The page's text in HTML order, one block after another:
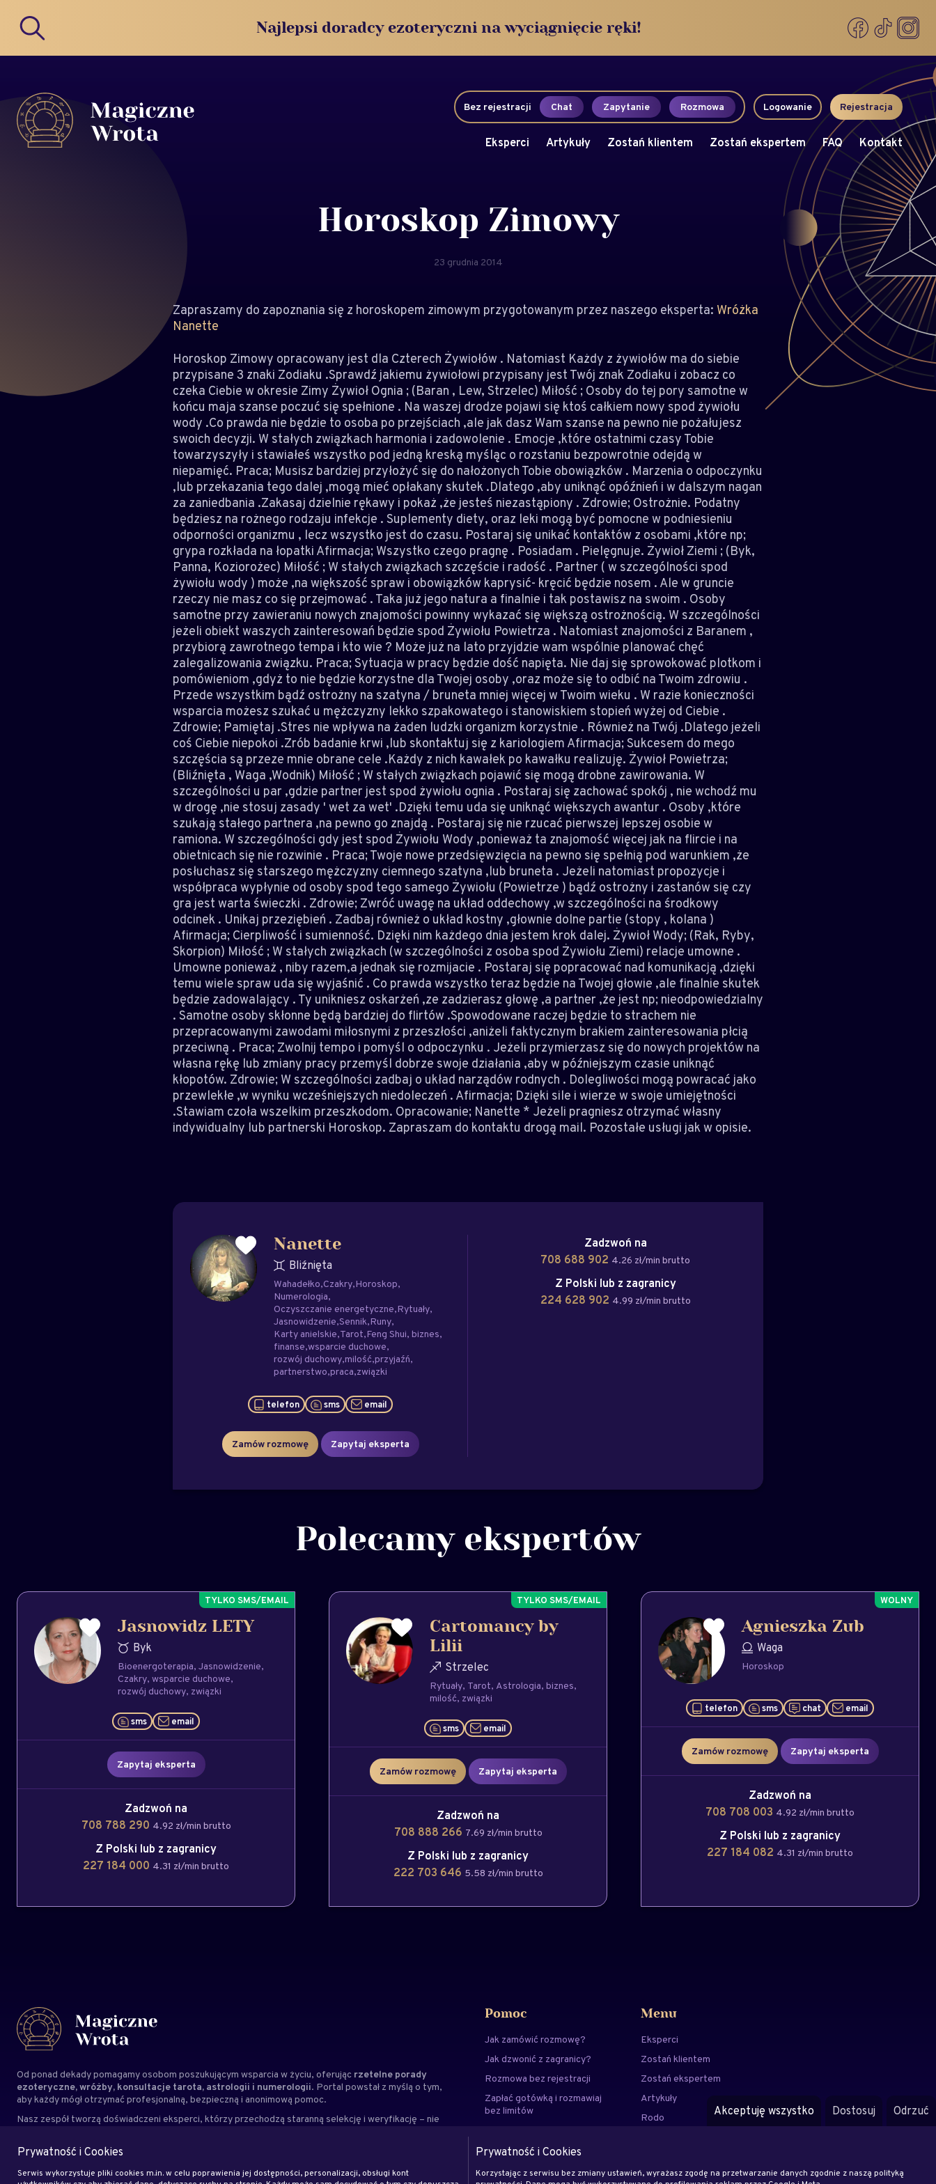
Najlepsi doradcy ezoteryczni na wyciągnięcie ręki!
Bez rejestracji Chat Zapytanie Rozmowa Logowanie Rejestracja
Eksperci Artykuły Zostań klientem Zostań ekspertem FAQ Kontakt
Horoskop Zimowy
23 grudnia 2014
Zapraszamy do zapoznania się z horoskopem zimowym przygotowanym przez naszego eksperta: Wróżka
Nanette
Horoskop Zimowy opracowany jest dla Czterech Żywiołów . Natomiast Każdy z żywiołów ma do siebie
przypisane 3 znaki Zodiaku .Sprawdź jakiemu żywiołowi przypisany jest Twój znak Zodiaku i zobacz co
czeka Ciebie w okresie Zimy Żywioł Ognia ; (Baran , Lew, Strzelec) Miłość ; Osoby do tej pory samotne w
końcu maja szanse poczuć się spełnione . Na waszej drodze pojawi się ktoś całkiem nowy spod żywiołu
wody .Co prawda nie będzie to osoba po przejściach ,ale jak dasz Wam szanse na pewno nie pożałujesz
swoich decyzji. W stałych związkach harmonia i zadowolenie . Emocje ,które ostatnimi czasy Tobie
towarzyszyły i stawiałeś wszystko pod jedną kreską myśląc o rozstaniu bezpowrotnie odejdą w
niepamięć. Praca; Musisz bardziej przyłożyć się do nałożonych Tobie obowiązków . Marzenia o odpoczynku
,lub przekazania tego dalej ,mogą mieć opłakany skutek .Dlatego ,aby uniknąć opóźnień i w dalszym nagan
za zaniedbania .Zakasaj dzielnie rękawy i pokaż ,że jesteś niezastąpiony . Zdrowie; Ostrożnie. Podatny
będziesz na rożnego rodzaju infekcje . Suplementy diety, oraz leki mogą być pomocne w podniesieniu
odporności organizmu , lecz wszystko jest do czasu. Postaraj się unikać kontaktów z osobami ,które np;
grypa rozkłada na łopatki Afirmacja; Wszystko czego pragnę . Posiadam . Pielęgnuje. Żywioł Ziemi ; (Byk,
Panna, Koziorożec) Miłość ; W stałych związkach szczęście i radość . Partner ( w szczególności spod
żywiołu wody ) może ,na większość spraw i obowiązków kaprysić- kręcić będzie nosem . Ale w gruncie
rzeczy nie masz co się przejmować . Taka już jego natura a finalnie i tak postawisz na swoim . Osoby
samotne przy zawieraniu nowych znajomości powinny wykazać się większą ostrożnością. W szczególności
jeżeli obiekt waszych zainteresowań będzie spod Żywiołu Powietrza . Natomiast znajomości z Baranem ,
przybiorą zawrotnego tempa i kto wie ? Może już na lato przyjdzie wam wspólnie planować chęć
zalegalizowania związku. Praca; Sytuacja w pracy będzie dość napięta. Nie daj się sprowokować plotkom i
pomówieniom ,gdyż to nie będzie korzystne dla Twojej osoby ,oraz może się to odbić na Twoim zdrowiu .
Przede wszystkim bądź ostrożny na szatyna / bruneta mniej więcej w Twoim wieku . W razie konieczności
wsparcia możesz szukać u mężczyzny lekko szpakowatego i stanowiskiem stopień wyżej od Ciebie .
Zdrowie; Pamiętaj .Stres nie wpływa na żaden ludzki organizm korzystnie . Również na Twój .Dlatego jeżeli
coś Ciebie niepokoi .Zrób badanie krwi ,lub skontaktuj się z kariologiem Afirmacja; Sukcesem do mego
szczęścia są przeze mnie obrane cele .Każdy z nich kawałek po kawałku realizuję. Żywioł Powietrza;
(Bliźnięta , Waga ,Wodnik) Miłość ; W stałych związkach pojawić się mogą drobne zawirowania. W
szczególności u par ,gdzie partner jest spod żywiołu ognia . Postaraj się zachować spokój , nie wchodź mu
w drogę ,nie stosuj zasady ' wet za wet' .Dzięki temu uda się uniknąć większych awantur . Osoby ,które
szukają stałego partnera ,na pewno go znajdą . Postaraj się nie rzucać pierwszej lepszej osobie w
ramiona. W szczególności gdy jest spod Żywiołu Wody ,ponieważ ta znajomość więcej jak na flircie i na
obietnicach się nie rozwinie . Praca; Twoje nowe przedsięwzięcia na pewno się spełnią pod warunkiem ,że
posłuchasz się starszego mężczyzny ciemnego szatyna ,lub bruneta . Jeżeli natomiast propozycje i
współpraca wypłynie od osoby spod tego samego Żywiołu (Powietrze ) bądź ostrożny i zastanów się czy
gra jest warta świeczki . Zdrowie; Zwróć uwagę na układ oddechowy ,w szczególności na środkowy
odcinek . Unikaj przeziębień . Zadbaj również o układ kostny ,głownie dolne partie (stopy , kolana )
Afirmacja; Cierpliwość i sumienność. Dzięki nim każdego dnia jestem krok dalej. Żywioł Wody; (Rak, Ryby,
Skorpion) Miłość ; W stałych związkach (w szczególności z osoba spod Żywiołu Ziemi) relacje umowne .
Umowne ponieważ , niby razem,a jednak się rozmijacie . Postaraj się popracować nad komunikacją ,dzięki
temu wiele spraw uda się wyjaśnić . Co prawda wszystko teraz będzie na Twojej głowie ,ale finalnie skutek
będzie zadowalający . Ty unikniesz oskarżeń ,ze zadzierasz głowę ,a partner ,że jest np; nieodpowiedzialny
. Samotne osoby skłonne będą bardziej do flirtów .Spowodowane raczej będzie to strachem nie
przepracowanymi zawodami miłosnymi z przeszłości ,aniżeli faktycznym brakiem zainteresowania płcią
przeciwną . Praca; Zwolnij tempo i pomyśl o odpoczynku . Jeżeli przymierzasz się do nowych projektów na
własna rękę lub zmiany pracy przemyśl dobrze swoje działania ,aby w późniejszym czasie uniknąć
kłopotów. Zdrowie; W szczególności zadbaj o układ narządów rodnych . Dolegliwości mogą powracać jako
przewlekłe ,w wyniku wcześniejszych niedoleczeń . Afirmacja; Dzięki sile i wierze w swoje umiejętności
.Stawiam czoła wszelkim przeszkodom. Opracowanie; Nanette * Jeżeli pragniesz otrzymać własny
indywidualny lub partnerski Horoskop. Zapraszam do kontaktu drogą mail. Pozostałe usługi jak w opisie.
Nanette
Bliźnięta
Wahadełko Czakry Horoskop
Numerologia
Oczyszczanie energetyczne Rytuały
Jasnowidzenie Sennik Runy
Karty anielskie Tarot Feng Shui biznes
finanse wsparcie duchowe
rozwój duchowy milość przyjaźń
partnerstwo praca związki
telefon sms email
Zamów rozmowę Zapytaj eksperta
Zadzwoń na
708 688 902 4.26 zł/min brutto
Z Polski lub z zagranicy
224 628 902 4.99 zł/min brutto
Polecamy ekspertów
Jasnowidz LETY
Byk
Bioenergoterapia Jasnowidzenie
Czakry wsparcie duchowe
rozwój duchowy związki
sms email
Zapytaj eksperta
Zadzwoń na
708 788 290 4.92 zł/min brutto
Z Polski lub z zagranicy
227 184 000 4.31 zł/min brutto
Cartomancy by
Lilii
Strzelec
Rytuały Tarot Astrologia biznes
milość związki
sms email
Zamów rozmowę Zapytaj eksperta
Zadzwoń na
708 888 266 7.69 zł/min brutto
Z Polski lub z zagranicy
222 703 646 5.58 zł/min brutto
Agnieszka Zub
Waga
Horoskop
telefon sms chat email
Zamów rozmowę Zapytaj eksperta
Zadzwoń na
708 708 003 4.92 zł/min brutto
Z Polski lub z zagranicy
227 184 082 4.31 zł/min brutto
Od ponad dekady pomagamy osobom poszukującym wsparcia w życiu, oferując rzetelne porady
ezoteryczne, wróżby, konsultacje tarota, astrologii i numerologii. Portal powstał z myślą o tym,
aby każdy mógł otrzymać profesjonalną, bezpieczną i anonimową pomoc.
Nasz zespół tworzą doświadczeni eksperci, którzy przechodzą staranną selekcję i weryfikację – nie
indywidualne potrzeby każdego Klienta.
wsparcie i inspirację na co dzień.
Pomoc
Jak zamówić rozmowę?
Jak dzwonić z zagranicy?
Rozmowa bez rejestracji
Zapłać gotówką i rozmawiaj
bez limitów
FAQ
Menu
Eksperci
Zostań klientem
Zostań ekspertem
Artykuły
Rodo
Akceptuję wszystko Dostosuj Odrzuć
Prywatność i Cookies
Serwis wykorzystuje pliki cookies m.in. w celu poprawienia jej dostępności, personalizacji, obsługi kont
Prywatność i Cookies
Korzystając z serwisu bez zmiany ustawień, wyrażasz zgodę na przetwarzanie danych zgodnie z naszą polityką